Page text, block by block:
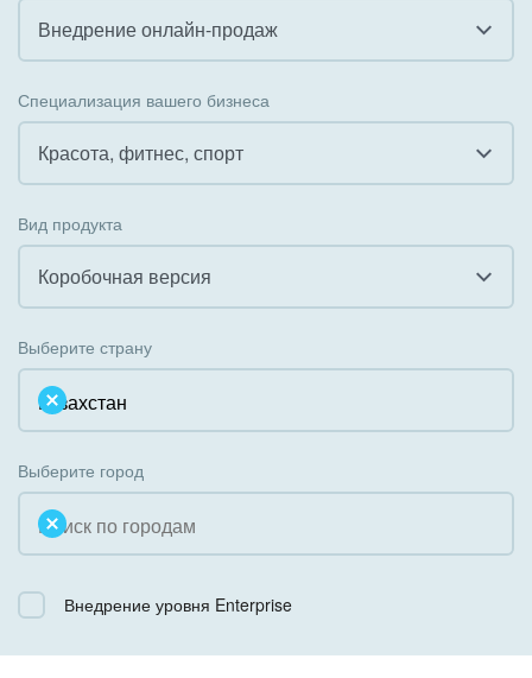
Внедрение онлайн-продаж
Внедрение КЭДО
Интеграция с 1С
Организация задач и проектов
Внедрение Бизнес-процессов
Системное администрирование
Интернет-магазин и CRM
Крупные корпоративные внедрения
Внедрение для медицины
Внедрение для гос.организаций
Специализация вашего бизнеса
Красота, фитнес, спорт
Государственные организации
Коммунальные услуги, ЖКХ
Некоммерческие, религиозные организации,
Недвижимость, риэлтерские компании
Образование, наука
Общественно-политические организации
Охрана, безопасность
Вид продукта
Коробочная версия
Облачный Битрикс24
Коробочная версия
Выберите страну
Выберите город
Внедрение уровня Enterprise